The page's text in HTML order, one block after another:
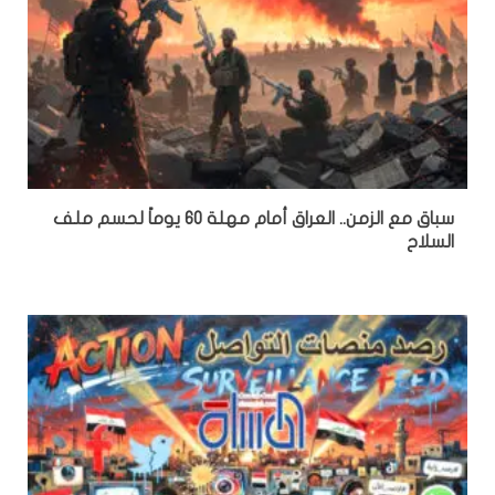
سباق مع الزمن.. العراق أمام مهلة 60 يوماً لحسم ملف
السلاح